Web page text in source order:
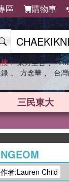
區 購物車
： 東野圭吾 、
、 方念華 、 台
三民東大
作者:Lauren Child